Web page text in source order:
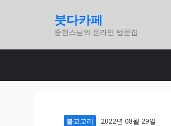
로
붓다카페
중현스님의 온라인 법문집
불교교리 2022년 08월 29일